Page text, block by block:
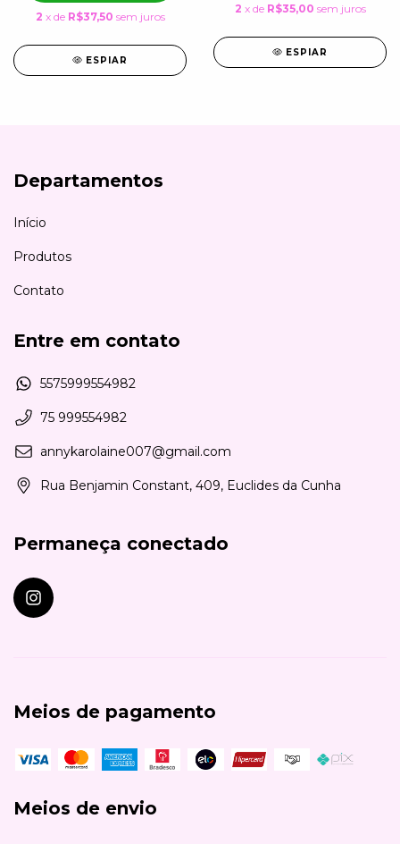
2 x de R$37,50 sem juros
ESPIAR
2 x de R$35,00 sem juros
ESPIAR
Departamentos
Início
Produtos
Contato
Entre em contato
5575999554982
75 999554982
annykarolaine007@gmail.com
Rua Benjamin Constant, 409, Euclides da Cunha
Permaneça conectado
Meios de pagamento
Meios de envio